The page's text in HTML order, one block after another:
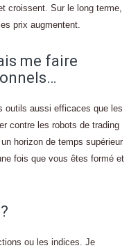
croissent. Sur le long terme,
prix augmentent.
me faire
outils aussi efficaces que les
contre les robots de trading
horizon de temps supérieur
fois que vous êtes formé et
ou les indices. Je